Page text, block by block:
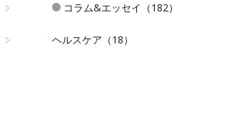
コラム&エッセイ（182）
ヘルスケア（18）